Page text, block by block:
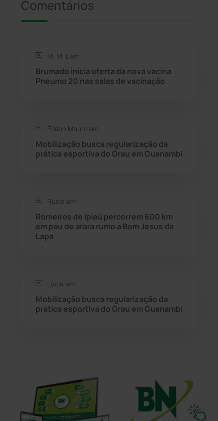
Riacho de Santana
Rio do Antônio
Rio do Pires
Seabra
Sudoeste Baiano (1530)
Tecnologia
Comentários
M. M. L em:
Brumado inicia oferta da nova vacina
Pneumo 20 nas salas de vacinação
Edson Mauro em:
Mobilização busca regularização da
prática esportiva do Grau em Guanambi
Rúbia em:
Romeiros de Ipiaú percorrem 600 km
em pau de arara rumo a Bom Jesus da
Lapa
Lúcia em:
Mobilização busca regularização da
prática esportiva do Grau em Guanambi